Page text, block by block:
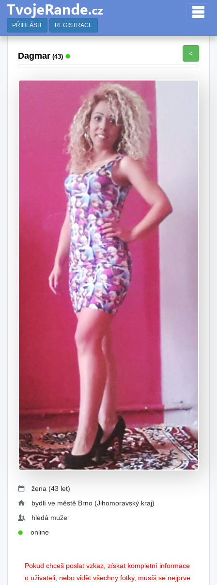
PŘIHLÁSIT REGISTRACE
Dagmar (43) <
žena (43 let)
bydlí ve městě Brno (Jihomoravský kraj)
hledá muže
online
Pokud chceš poslat vzkaz, získat kompletní informace
o uživateli, nebo vidět všechny fotky, musíš se nejprve